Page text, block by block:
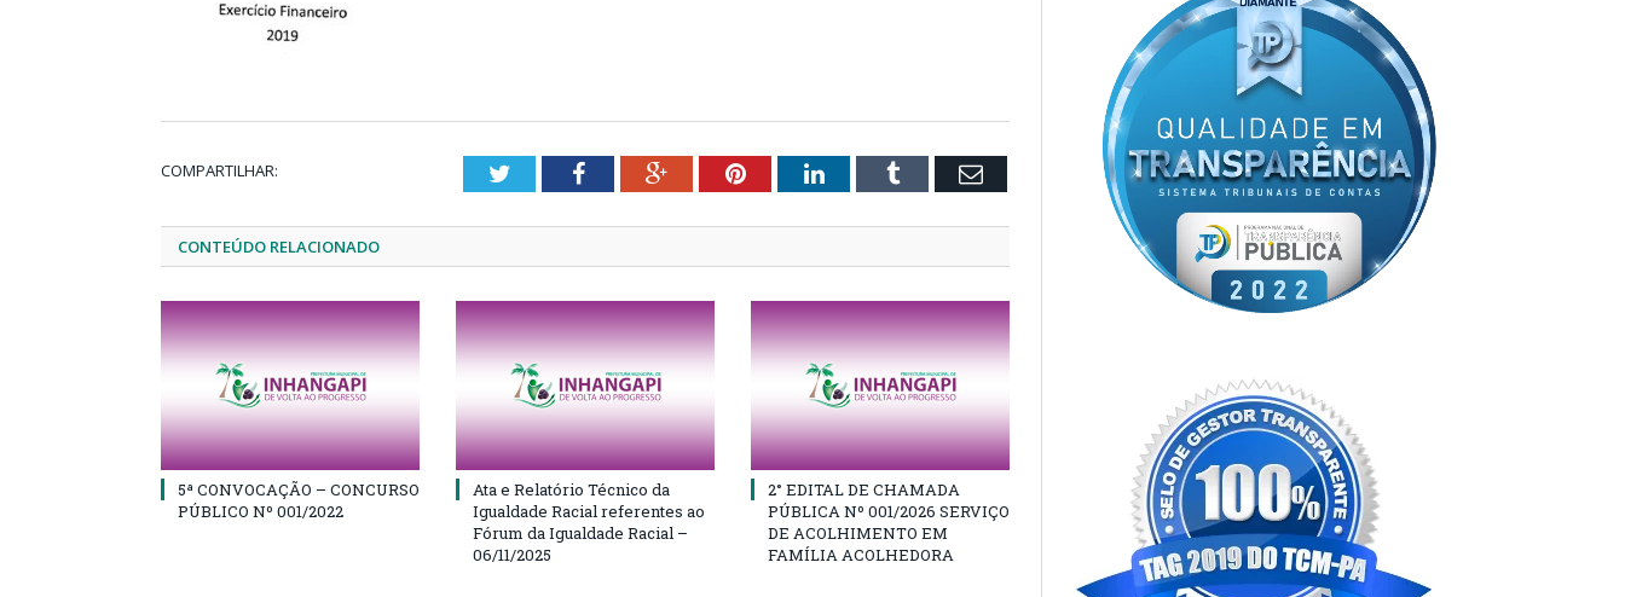
COMPARTILHAR: TwitterFacebookGoogle+PinterestLinkedInTumblr Email
CONTEÚDO RELACIONADO
5ª CONVOCAÇÃO – CONCURSO
PÚBLICO Nº 001/2022
Ata e Relatório Técnico da
Igualdade Racial referentes ao
Fórum da Igualdade Racial –
06/11/2025
2° EDITAL DE CHAMADA
PÚBLICA Nº 001/2026 SERVIÇO
DE ACOLHIMENTO EM
FAMÍLIA ACOLHEDORA